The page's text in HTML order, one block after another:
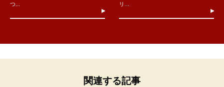
つ...
リ...
関連する記事